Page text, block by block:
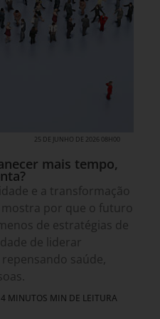
25 DE JUNHO DE 2026 08H00
mais tempo,
e a transformação
por que o futuro
de estratégias de
de liderar
saúde,
4 MINUTOS MIN DE LEITURA